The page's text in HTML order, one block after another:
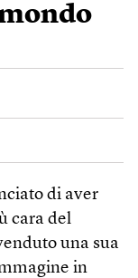
di aver
cara del
una sua
in